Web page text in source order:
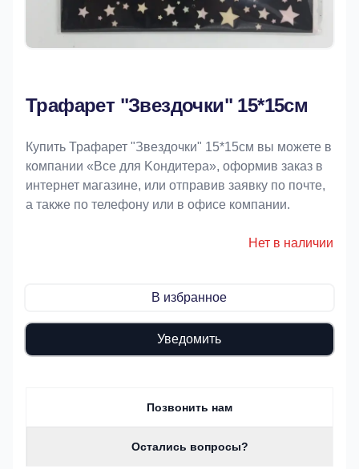
Трафарет "Звездочки" 15*15см
Купить Трафарет "Звездочки" 15*15см вы можете в
компании «Bce для Koндитeрa», оформив заказ в
интернет магазине, или отправив заявку по почте,
а также по телефону или в офисе компании.
Нет в наличии
В избранное
Уведомить
Позвонить нам
Остались вопросы?